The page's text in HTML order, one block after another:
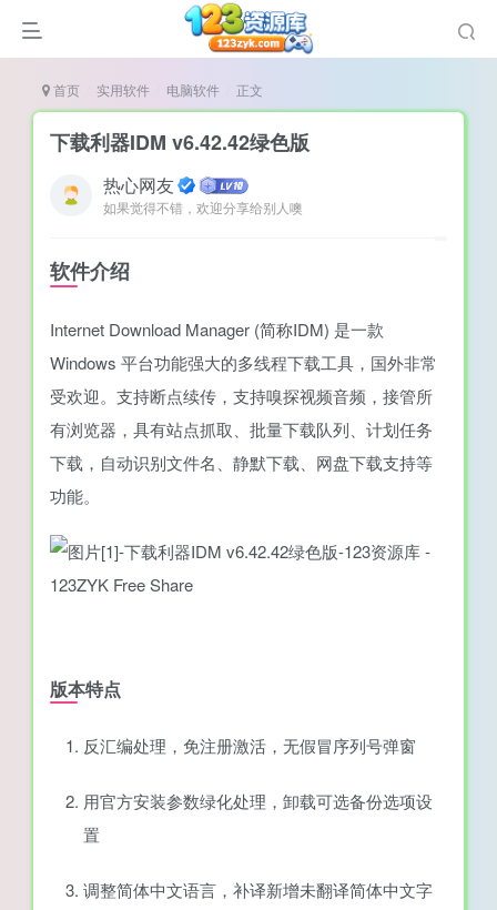
首页 实用软件 电脑软件 正文
下载利器IDM v6.42.42绿色版
热心网友
如果觉得不错，欢迎分享给别人噢
软件介绍
Internet Download Manager (简称IDM) 是一款
Windows 平台功能强大的多线程下载工具，国外非常
受欢迎。支持断点续传，支持嗅探视频音频，接管所
有浏览器，具有站点抓取、批量下载队列、计划任务
下载，自动识别文件名、静默下载、网盘下载支持等
功能。
版本特点
反汇编处理，免注册激活，无假冒序列号弹窗
用官方安装参数绿化处理，卸载可选备份选项设
置
调整简体中文语言，补译新增未翻译简体中文字